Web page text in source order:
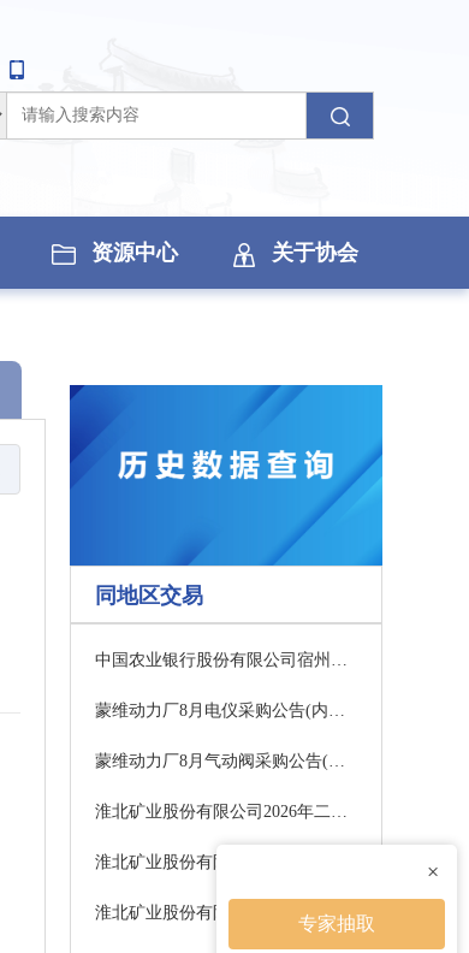
×
专家抽取
资源中心 关于协会
同地区交易
中国农业银行股份有限公司宿州分行砀山关帝庙支行网点重建及装饰装修工程项目公开招标公告
蒙维动力厂8月电仪采购公告(内蒙古蒙维科技有限公司)
蒙维动力厂8月气动阀采购公告(内蒙古蒙维科技有限公司)
淮北矿业股份有限公司2026年二季度掘锚机及配件公开招标（02标段）中标候选人公示
淮北矿业股份有限公司2026年二季度掘锚机及配件公开招标（05标段）中标候选人公示